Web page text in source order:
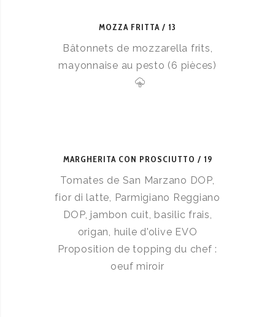
MOZZA FRITTA 13
Bâtonnets de mozzarella frits,
mayonnaise au pesto (6 pièces)
MARGHERITA CON PROSCIUTTO 19
Tomates de San Marzano DOP,
fior di latte, Parmigiano Reggiano
DOP, jambon cuit, basilic frais,
origan, huile d'olive EVO
Proposition de topping du chef :
oeuf miroir